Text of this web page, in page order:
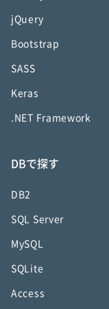
jQuery
Bootstrap
SASS
Keras
.NET Framework
DBで探す
DB2
SQL Server
MySQL
SQLite
Access